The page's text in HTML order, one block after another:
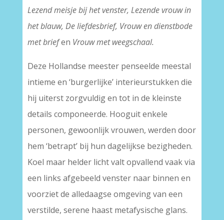
Lezend meisje bij het venster, Lezende vrouw in
het blauw, De liefdesbrief, Vrouw en dienstbode
met briefen Vrouw met weegschaal.
Deze Hollandse meester penseelde meestal
intieme en ‘burgerlijke’ interieurstukken die
hij uiterst zorgvuldig en tot in de kleinste
details componeerde. Hooguit enkele
personen, gewoonlijk vrouwen, werden door
hem ‘betrapt’ bij hun dagelijkse bezigheden.
Koel maar helder licht valt opvallend vaak via
een links afgebeeld venster naar binnen en
voorziet de alledaagse omgeving van een
verstilde, serene haast metafysische glans.